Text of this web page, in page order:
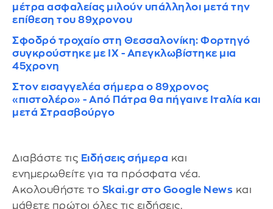
μέτρα ασφαλείας μιλούν υπάλληλοι μετά την
επίθεση του 89χρονου
Σφοδρό τροχαίο στη Θεσσαλονίκη: Φορτηγό
συγκρούστηκε με ΙΧ - Απεγκλωβίστηκε μια
45χρονη
Στον εισαγγελέα σήμερα ο 89χρονος
«πιστολέρο» - Από Πάτρα θα πήγαινε Ιταλία και
μετά Στρασβούργο
Διαβάστε τις Ειδήσεις σήμερα και
ενημερωθείτε για τα πρόσφατα νέα.
Ακολουθήστε το Skai.gr στο Google News και
μάθετε πρώτοι όλες τις ειδήσεις.